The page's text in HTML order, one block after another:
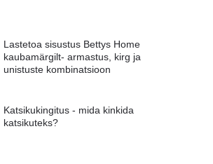
Lastetoa sisustus Bettys Home
kaubamärgilt- armastus, kirg ja
unistuste kombinatsioon
Katsikukingitus - mida kinkida
katsikuteks?